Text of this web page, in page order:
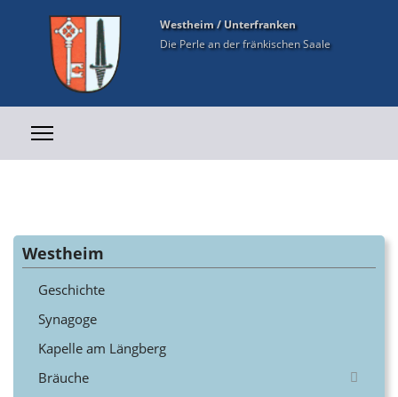
Westheim / Unterfranken
Die Perle an der fränkischen Saale
Westheim
Geschichte
Synagoge
Kapelle am Längberg
Bräuche